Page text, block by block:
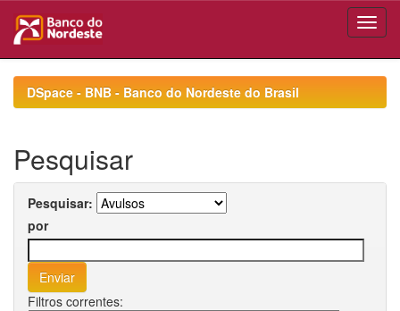
navigationDSpace - BNB - Banco do Nordeste do Brasil
Pesquisar
Pesquisar:
por
Filtros correntes: